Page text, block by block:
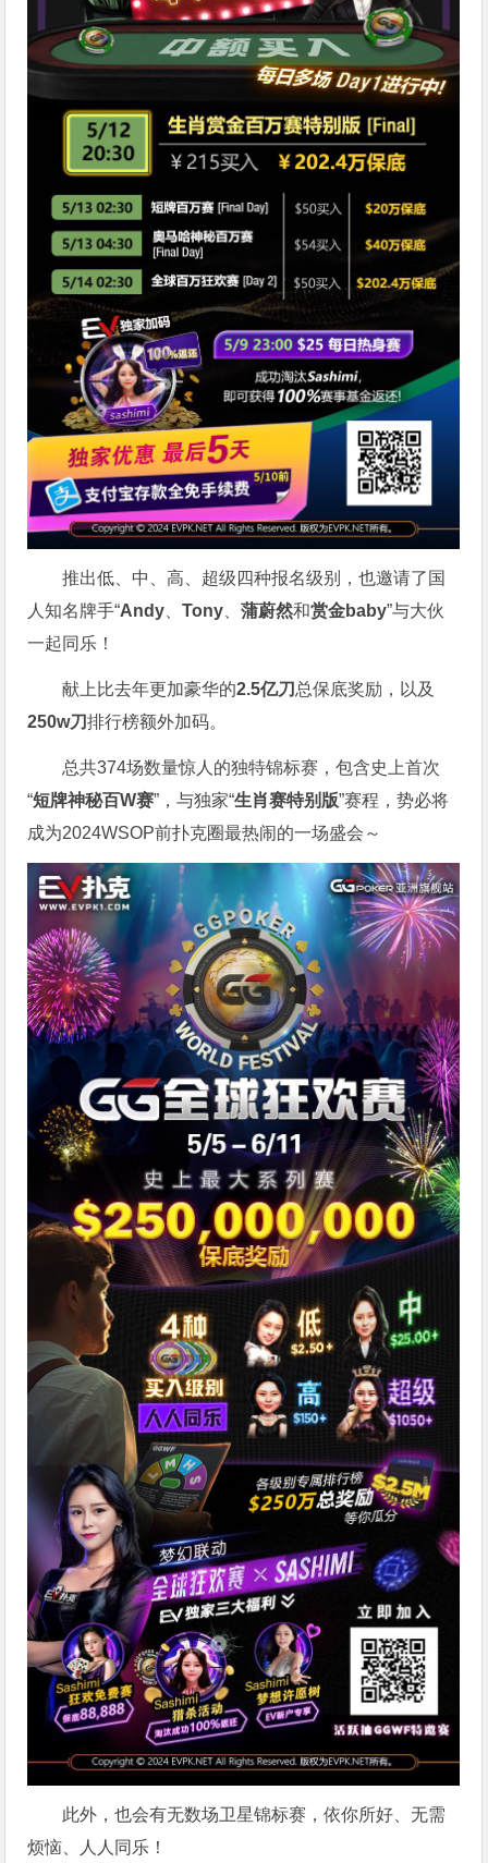
推出低、中、高、超级四种报名级别，也邀请了国
人知名牌手“Andy 、Tony 、蒲蔚然和赏金baby”与大伙
一起同乐！
献上比去年更加豪华的2.5亿刀 总保底奖励，以及
250w刀排行榜额外加码。
总共374场数量惊人的独特锦标赛，包含史上首次
“短牌神秘百W赛”，与独家“生肖赛特别版”赛程，势必将
成为2024WSOP前扑克圈最热闹的一场盛会～
此外，也会有无数场卫星锦标赛，依你所好、无需
烦恼、人人同乐！